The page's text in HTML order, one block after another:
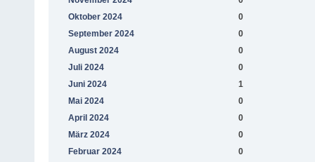
Oktober 2024
0
September 2024
0
August 2024
0
Juli 2024
0
Juni 2024
1
Mai 2024
0
April 2024
0
März 2024
0
Februar 2024
0